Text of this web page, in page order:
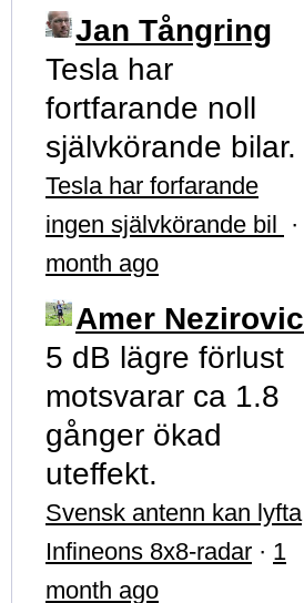
Jan Tångring
Tesla har
fortfarande noll
självkörande bilar.
Tesla har forfarande
ingen självkörande bil ·
month ago
Amer Nezirovic
5 dB lägre förlust
motsvarar ca 1.8
gånger ökad
uteffekt.
Svensk antenn kan lyfta
Infineons 8x8-radar · 1
month ago